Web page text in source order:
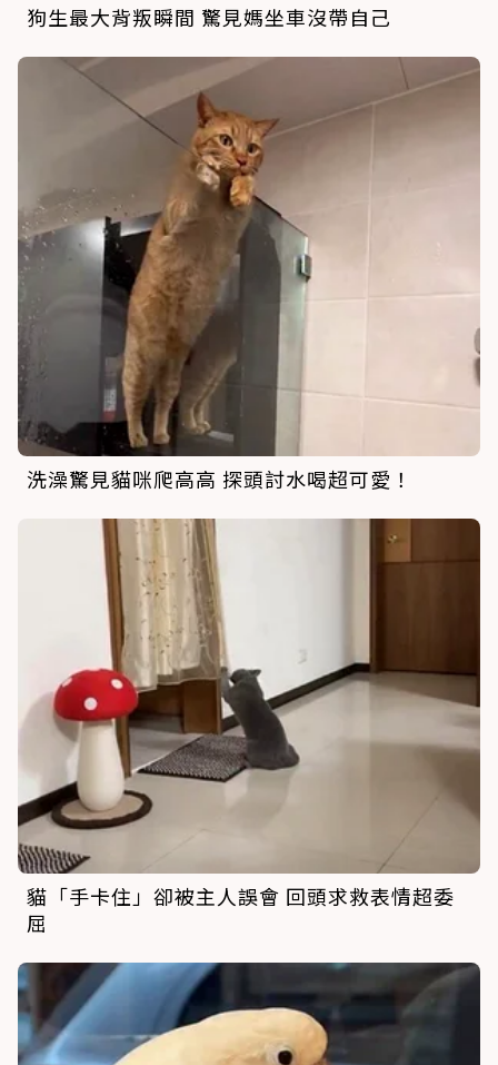
狗生最大背叛瞬間 驚見媽坐車沒帶自己
洗澡驚見貓咪爬高高 探頭討水喝超可愛！
貓「手卡住」卻被主人誤會 回頭求救表情超委
屈